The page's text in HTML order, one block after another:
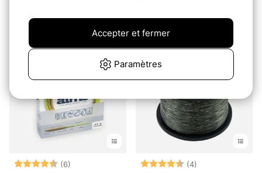
pd.€13.90
Fly Line
€79.90
Note: (6) Note: (4)
Paramètres
Accepter et fermer